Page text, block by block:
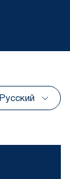
Русский